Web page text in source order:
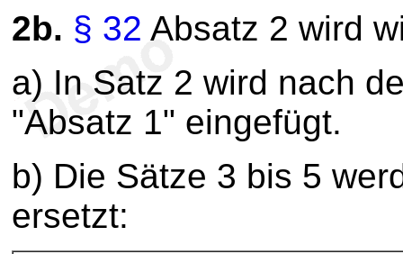
2b. § 32 Absatz 2 wird
a) In Satz 2 wird nach
"Absatz 1" eingefügt.
b) Die Sätze 3 bis 5
ersetzt: